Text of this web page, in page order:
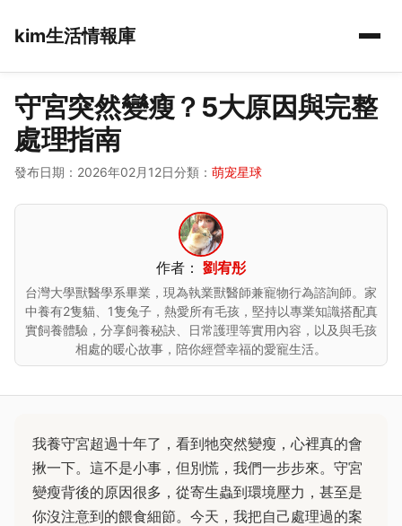
kim生活情報庫
守宮突然變瘦？5大原因與完整
處理指南
發布日期：2026年02月12日分類： 萌宠星球
作者： 劉宥彤
台灣大學獸醫學系畢業，現為執業獸醫師兼寵物行為諮詢師。家
中養有2隻貓、1隻兔子，熱愛所有毛孩，堅持以專業知識搭配真
實飼養體驗，分享飼養秘訣、日常護理等實用內容，以及與毛孩
相處的暖心故事，陪你經營幸福的愛寵生活。
我養守宮超過十年了，看到牠突然變瘦，心裡真的會
揪一下。這不是小事，但別慌，我們一步步來。守宮
變瘦背後的原因很多，從寄生蟲到環境壓力，甚至是
你沒注意到的餵食細節。今天，我把自己處理過的案